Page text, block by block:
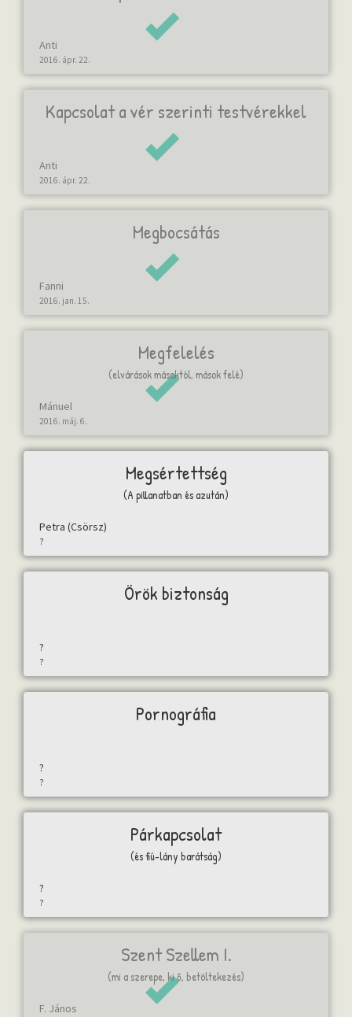
Anti
2016. ápr. 22.
Kapcsolat a vér szerinti testvérekkel
Anti
2016. ápr. 22.
Megbocsátás
Fanni
2016. jan. 15.
Megfelelés
(elvárások másoktól, mások felé)
Mánuel
2016. máj. 6.
Megsértettség
(A pillanatban és azután)
Petra (Csörsz)
?
Örök biztonság
?
?
Pornográfia
?
?
Párkapcsolat
(és fiú-lány barátság)
?
?
Szent Szellem I.
(mi a szerepe, ki ő, betöltekezés)
F. János